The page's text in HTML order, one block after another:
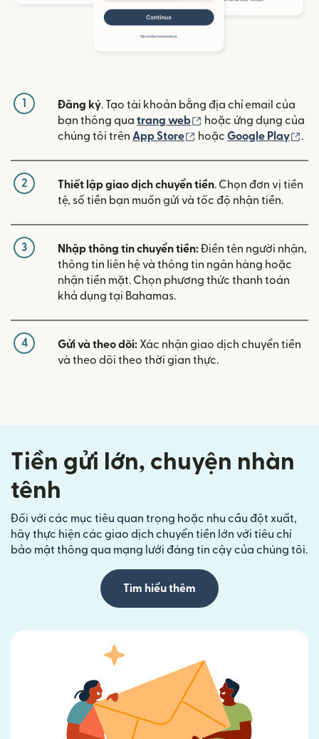
1 Đăng ký. Tạo tài khoản bằng địa chỉ email của
bạn thông qua trang web (mở trong cửa sổ mới)
hoặc ứng dụng của
chúng tôi trên App Store (mở trong cửa sổ mới)
hoặc Google Play .
2 Thiết lập giao dịch chuyển tiền. Chọn đơn vị tiền
tệ, số tiền bạn muốn gửi và tốc độ nhận tiền.
3 Nhập thông tin chuyển tiền:Điền tên người nhận,
thông tin liên hệ và thông tin ngân hàng hoặc
nhận tiền mặt. Chọn phương thức thanh toán
khả dụng tại Bahamas.
4 Gửi và theo dõi: Xác nhận giao dịch chuyển tiền
và theo dõi theo thời gian thực.
Tiền gửi lớn, chuyện nhàn
tênh
Đối với các mục tiêu quan trọng hoặc nhu cầu đột xuất,
hãy thực hiện các giao dịch chuyển tiền lớn với tiêu chí
bảo mật thông qua mạng lưới đáng tin cậy của chúng tôi.
Tìm hiểu thêm